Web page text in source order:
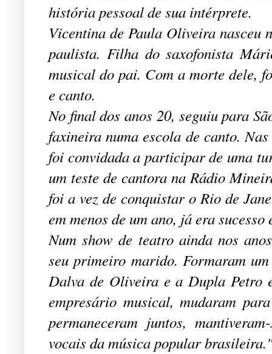
história pessoal de sua intérprete.
Vicentina de Paula Oliveira
paulista. Filha do saxofonista
musical do pai. Com a morte dele,
e canto.
No final dos anos 20, seguiu para
faxineira numa escola de canto.
foi convidada a participar de uma
um teste de cantora na Rádio
foi a vez de conquistar o Rio de
em menos de um ano, já era
Num show de teatro ainda nos
seu primeiro marido. Formaram
Dalva de Oliveira e a Dupla Petro
empresário musical, mudaram
permaneceram juntos,
vocais da música popular brasileira."